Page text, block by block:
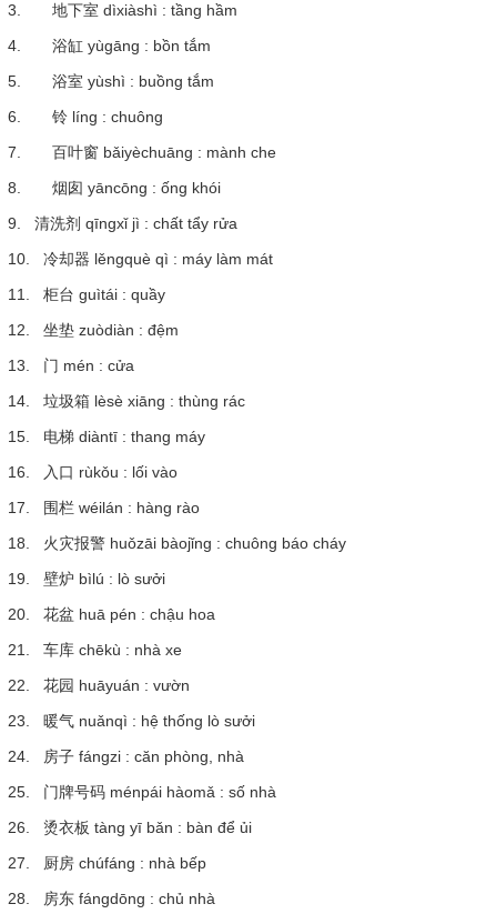
3. 地下室 dìxiàshì : tầng hầm
4. 浴缸 yùgāng : bồn tắm
5. 浴室 yùshì : buồng tắm
6. 铃 líng : chuông
7. 百叶窗 bǎiyèchuāng : mành che
8. 烟囱 yāncōng : ống khói
9. 清洗剂 qīngxǐ jì : chất tẩy rửa
10. 冷却器 lěngquè qì : máy làm mát
11. 柜台 guìtái : quầy
12. 坐垫 zuòdiàn : đệm
13. 门 mén : cửa
14. 垃圾箱 lèsè xiāng : thùng rác
15. 电梯 diàntī : thang máy
16. 入口 rùkǒu : lối vào
17. 围栏 wéilán : hàng rào
18. 火灾报警 huǒzāi bàojǐng : chuông báo cháy
19. 壁炉 bìlú : lò sưởi
20. 花盆 huā pén : chậu hoa
21. 车库 chēkù : nhà xe
22. 花园 huāyuán : vườn
23. 暖气 nuǎnqì : hệ thống lò sưởi
24. 房子 fángzi : căn phòng, nhà
25. 门牌号码 ménpái hàomǎ : số nhà
26. 烫衣板 tàng yī bǎn : bàn để ủi
27. 厨房 chúfáng : nhà bếp
28. 房东 fángdōng : chủ nhà